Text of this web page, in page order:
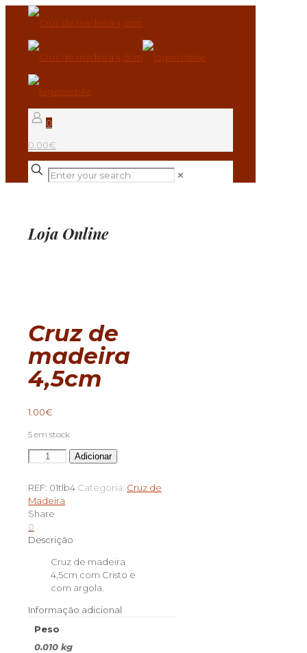
0
0.00€
✕
Loja Online
Cruz de
madeira
4,5cm
1.00€
5 em stock
Quantidade
de
de
madeira
4,5cm
Adicionar
REF: 01tlb4 Categoria: Cruz de
Madeira
Share
0
Descrição
Cruz de madeira
4,5cm com Cristo e
com argola.
Informação adicional
Peso
0.010 kg